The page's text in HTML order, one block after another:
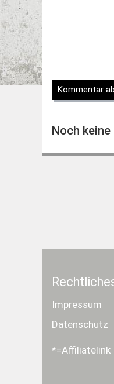
Noch
Impressum
Datenschutz
*=Affiliatelink